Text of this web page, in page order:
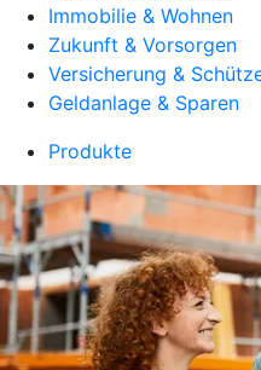
Immobilie & Wohnen
Zukunft & Vorsorgen
Versicherung &
Geldanlage & Sparen
Produkte